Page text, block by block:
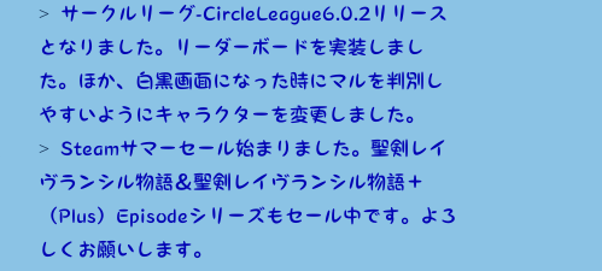
サークルリーグ-CircleLeague6.0.2リリース
となりました。リーダーボードを実装しまし
た。ほか、白黒画面になった時にマルを判別し
やすいようにキャラクターを変更しました。
Steamサマーセール始まりました。聖剣レイ
ヴランシル物語＆聖剣レイヴランシル物語＋
（Plus）Episodeシリーズもセール中です。よろ
しくお願いします。